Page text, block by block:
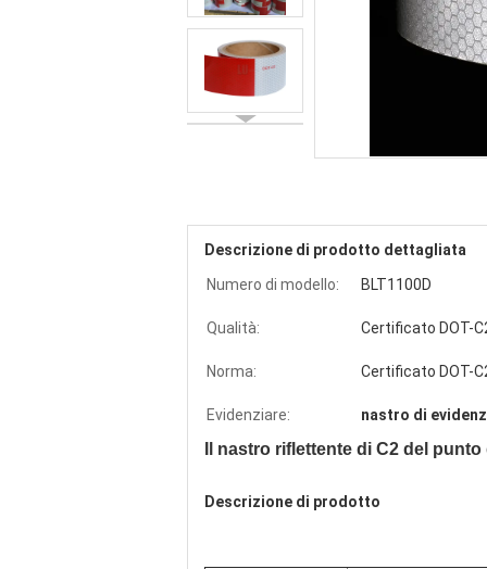
Descrizione di prodotto dettagliata
Numero di modello:
BLT1100D
Qualità: Certificato DOT-
Norma: Certificato DOT-
Evidenziare: nastro di
Il nastro riflettente di C2 del
Descrizione di prodotto